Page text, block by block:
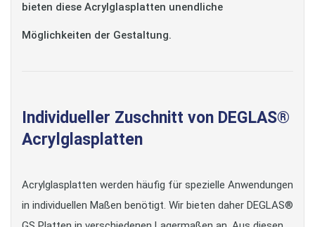
bieten diese Acrylglasplatten unendliche
Möglichkeiten der Gestaltung.
Individueller Zuschnitt von DEGLAS®
Acrylglasplatten
Acrylglasplatten werden häufig für spezielle Anwendungen
in individuellen Maßen benötigt. Wir bieten daher DEGLAS®